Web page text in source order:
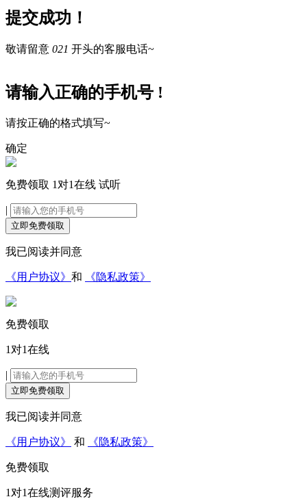
提交成功！
敬请留意 021 开头的客服电话~
请输入正确的手机号 !
请按正确的格式填写~
确定
免费领取 1对1在线 试听
|
立即免费领取
我已阅读并同意
《用户协议》 和 《隐私政策》
免费领取
1对1在线
|
立即免费领取
我已阅读并同意
《用户协议》 和 《隐私政策》
免费领取
1对1在线测评服务